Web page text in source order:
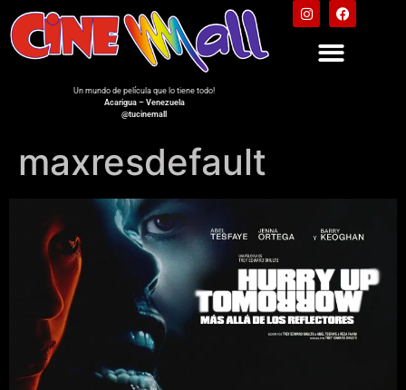
Un mundo de película que lo tiene todo!
Acarigua – Venezuela
@tucinemall
maxresdefault